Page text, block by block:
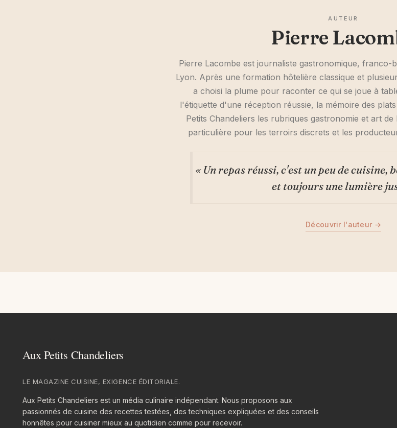
AUTEUR
Pierre
Pierre Lacombe est journaliste gastronomique, franco-
Lyon. Après une formation hôtelière classique et
a choisi la plume pour raconter ce qui se joue à
l'étiquette d'une réception réussie, la mémoire des
Petits Chandeliers les rubriques gastronomie et art
particulière pour les terroirs discrets et les
« Un repas réussi, c'est un peu de cuisine,
et toujours une lumière
Découvrir l'auteur →
LE MAGAZINE CUISINE, EXIGENCE ÉDITORIALE.
Aux Petits Chandeliers est un média culinaire indépendant. Nous proposons aux
passionnés de cuisine des recettes testées, des techniques expliquées et des conseils
honnêtes pour cuisiner mieux au quotidien comme pour recevoir.